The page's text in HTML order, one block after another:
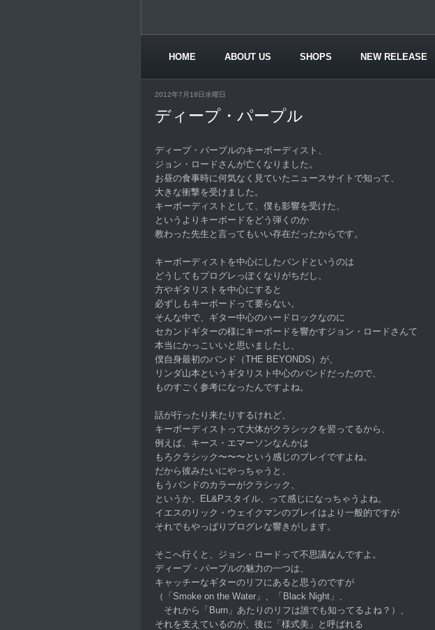
HOME ABOUT US SHOPS NEW RELEASE
2012年7月18日水曜日
ディープ・パープル
ディープ・パープルのキーボーディスト、
ジョン・ロードさんが亡くなりました。
お昼の食事時に何気なく見ていたニュースサイトで知って、
大きな衝撃を受けました。
キーボーディストとして、僕も影響を受けた、
というよりキーボードをどう弾くのか
教わった先生と言ってもいい存在だったからです。
キーボーディストを中心にしたバンドというのは
どうしてもプログレっぽくなりがちだし、
方やギタリストを中心にすると
必ずしもキーボードって要らない。
そんな中で、ギター中心のハードロックなのに
セカンドギターの様にキーボードを響かすジョン・ロードさんて
本当にかっこいいと思いましたし、
僕自身最初のバンド（THE BEYONDS）が、
リンダ山本というギタリスト中心のバンドだったので、
ものすごく参考になったんですよね。
話が行ったり来たりするけれど、
キーボーディストって大体がクラシックを習ってるから、
例えば、キース・エマーソンなんかは
もろクラシック〜〜〜という感じのプレイですよね。
だから彼みたいにやっちゃうと、
もうバンドのカラーがクラシック、
というか、EL&Pスタイル、って感じになっちゃうよね。
イエスのリック・ウェイクマンのプレイはより一般的ですが
それでもやっぱりプログレな響きがします。
そこへ行くと、ジョン・ロードって不思議なんですよ。
ディープ・パープルの魅力の一つは、
キャッチーなギターのリフにあると思うのですが
（「Smoke on the Water」、「Black Night」、
それから「Burn」あたりのリフは誰でも知ってるよね？）、
それを支えているのが、後に「様式美」と呼ばれる